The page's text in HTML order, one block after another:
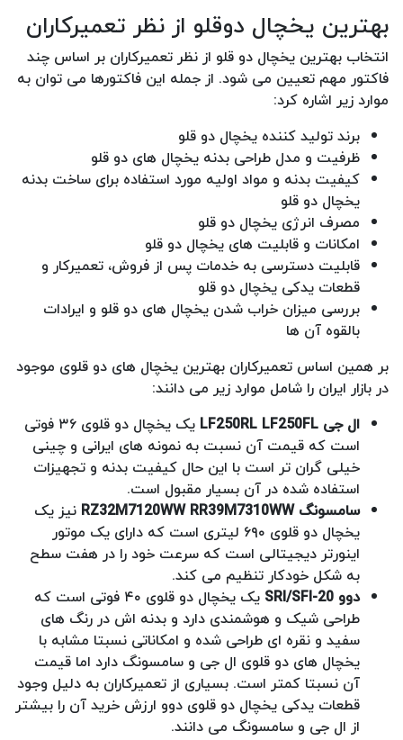
بهترین یخچال دوقلو از نظر تعمیرکاران
انتخاب بهترین یخچال دو قلو از نظر تعمیرکاران بر اساس چند
فاکتور مهم تعیین می شود. از جمله این فاکتورها می توان به
موارد زیر اشاره کرد:
برند تولید کننده یخچال دو قلو
ظرفیت و مدل طراحی بدنه یخچال های دو قلو
کیفیت بدنه و مواد اولیه مورد استفاده برای ساخت بدنه
یخچال دو قلو
مصرف انرژی یخچال دو قلو
امکانات و قابلیت های یخچال دو قلو
قابلیت دسترسی به خدمات پس از فروش، تعمیرکار و
قطعات یدکی یخچال دو قلو
بررسی میزان خراب شدن یخچال های دو قلو و ایرادات
بالقوه آن ها
بر همین اساس تعمیرکاران بهترین یخچال های دو قلوی موجود
در بازار ایران را شامل موارد زیر می دانند:
ال جی LF250RL LF250FL
یک یخچال دو قلوی ۳۶ فوتی
است که قیمت آن نسبت به نمونه های ایرانی و چینی
خیلی گران تر است با این حال کیفیت بدنه و تجهیزات
استفاده شده در آن بسیار مقبول است.
سامسونگ RZ32M7120WW RR39M7310WW
نیز یک
یخچال دو قلوی ۶۹۰ لیتری است که دارای یک موتور
اینورتر دیجیتالی است که سرعت خود را در هفت سطح
به شکل خودکار تنظیم می کند.
دوو SRI/SFI-20
یک یخچال دو قلوی ۴۰ فوتی است که
طراحی شیک و هوشمندی دارد و بدنه اش در رنگ های
سفید و نقره ای طراحی شده و امکاناتی نسبتا مشابه با
یخچال های دو قلوی ال جی و سامسونگ دارد اما قیمت
آن نسبتا کمتر است. بسیاری از تعمیرکاران به دلیل وجود
قطعات یدکی یخچال دو قلوی دوو ارزش خرید آن را بیشتر
از ال جی و سامسونگ می دانند.